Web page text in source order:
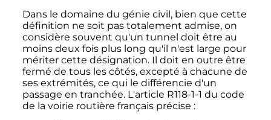
Dans le domaine du génie civil, bien que cette
définition ne soit pas totalement admise, on
considère souvent qu'un tunnel doit être au
moins deux fois plus long qu'il n'est large pour
mériter cette désignation. Il doit en outre être
fermé de tous les côtés, excepté à chacune de
ses extrémités, ce qui le différencie d'un
passage en tranchée. L'article R118-1-1 du code
de la voirie routière français précise :